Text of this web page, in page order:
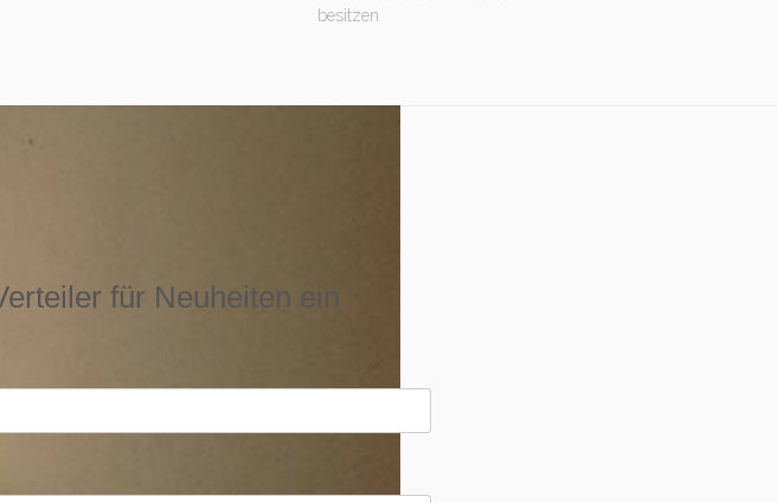
besitzen
für Neuheiten ein